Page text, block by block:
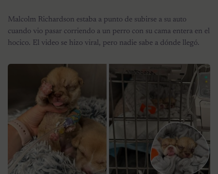
Malcolm Richardson estaba a punto de subirse a su auto
cuando vio pasar corriendo a un perro con su cama entera en el
hocico. El video se hizo viral, pero nadie sabe a dónde llegó.